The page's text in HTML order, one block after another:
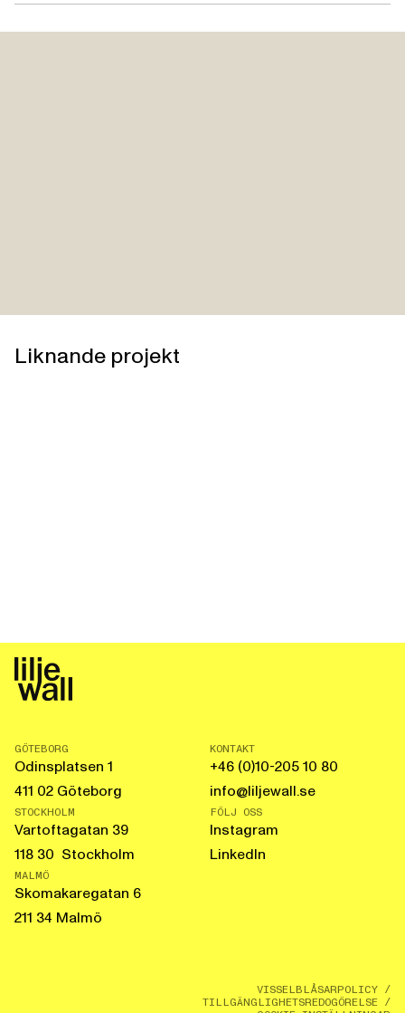
Liknande projekt
GÖTEBORG
Odinsplatsen 1
411 02 Göteborg
STOCKHOLM
Vartoftagatan 39
118 30 Stockholm
MALMÖ
Skomakaregatan 6
211 34 Malmö
KONTAKT
+46 (0)10-205 10 80
info@liljewall.se
FÖLJ OSS
Instagram
LinkedIn
VISSELBLÅSARPOLICY
/
TILLGÄNGLIGHETSREDOGÖRELSE
/